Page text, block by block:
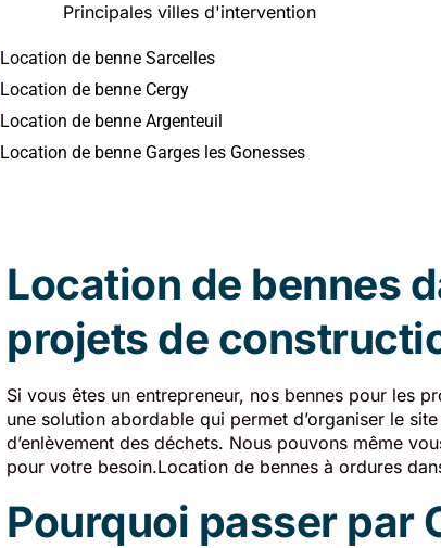
Principales villes d'intervention
Location de benne Sarcelles
Location de benne Cergy
Location de benne Argenteuil
Location de benne Garges les Gonesses
Location de bennes
projets de
Si vous êtes un entrepreneur, nos bennes pour les
une solution abordable qui permet d’organiser le
d’enlèvement des déchets. Nous pouvons même
pour votre besoin.Location de bennes à ordures
Pourquoi passer par